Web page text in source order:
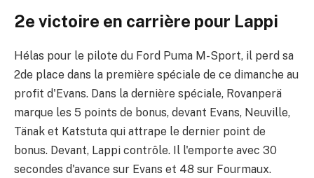
2e victoire en carrière pour Lappi
Hélas pour le pilote du Ford Puma M-Sport, il perd sa
2de place dans la première spéciale de ce dimanche au
profit d'Evans. Dans la dernière spéciale, Rovanperä
marque les 5 points de bonus, devant Evans, Neuville,
Tänak et Katstuta qui attrape le dernier point de
bonus. Devant, Lappi contrôle. Il l'emporte avec 30
secondes d'avance sur Evans et 48 sur Fourmaux.